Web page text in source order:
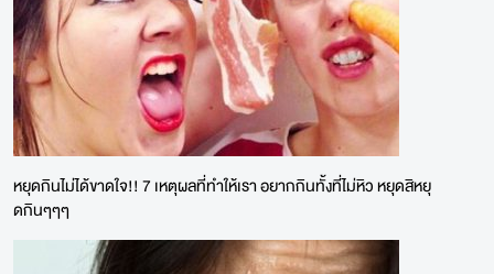
หยุดกินไม่ได้ขาดใจ!! 7 เหตุผลที่ทำให้เรา อยากกินทั้งที่ไม่หิว หยุดสิหยุ
ดกินๆๆๆ